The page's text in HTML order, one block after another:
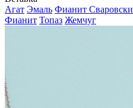
Агат Эмаль Фианит Сваровски
Фианит Топаз Жемчуг